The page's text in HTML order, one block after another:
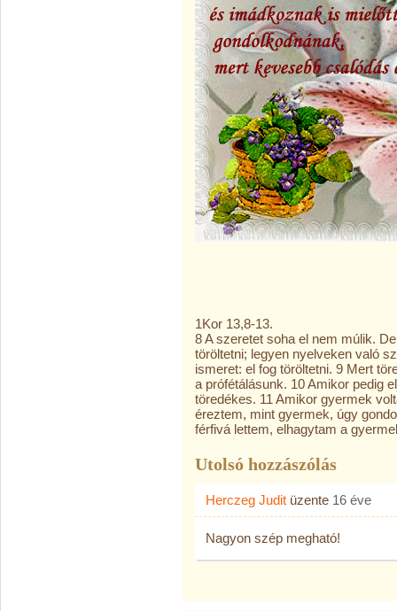
1Kor 13,8-13.
8 A szeretet soha el nem múlik.
töröltetni; legyen nyelveken való
ismeret: el fog töröltetni. 9 Mert
a prófétálásunk. 10 Amikor pedig
töredékes. 11 Amikor gyermek
éreztem, mint gyermek, úgy
férfivá lettem, elhagytam a
Utolsó hozzászólás
Herczeg Judit üzente 16 éve
Nagyon szép megható!